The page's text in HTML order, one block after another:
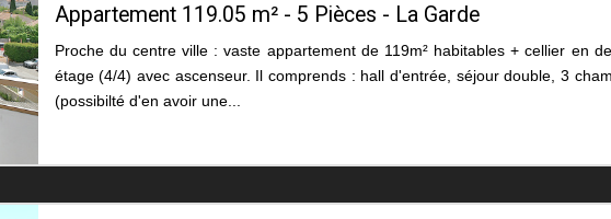
Appartement 119.05 m² - 5 Pièces - La Garde
Proche du centre ville : vaste appartement de 119m² habitables + cellier en
étage (4/4) avec ascenseur. Il comprends : hall d'entrée, séjour double, 3
(possibilté d'en avoir une...